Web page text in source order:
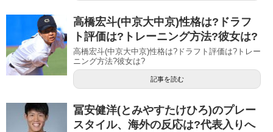
高橋宏斗(中京大中京)性格は?ドラフ
ト評価は?トレーニング方法?彼女は?
高橋宏斗(中京大中京)性格は?ドラフト評価は?トレー
ニング方法?彼女は?
記事を読む
冨安健洋(とみやすたけひろ)のプレー
スタイル、海外の反応は?代表入りへ